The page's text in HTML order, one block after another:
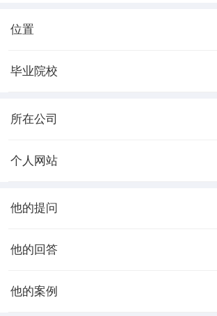
位置
毕业院校
所在公司
个人网站
他的提问
他的回答
他的案例